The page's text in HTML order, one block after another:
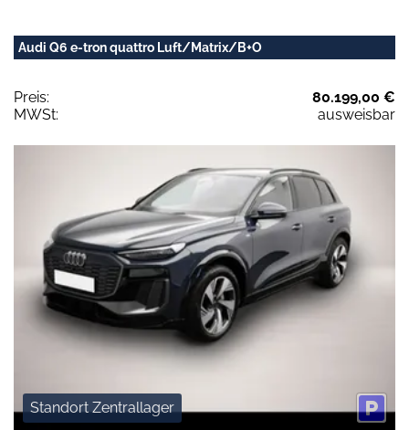
Audi Q6 e-tron quattro Luft/Matrix/B+O
Preis:
80.199,00 €
MWSt:
ausweisbar
Standort Zentrallager